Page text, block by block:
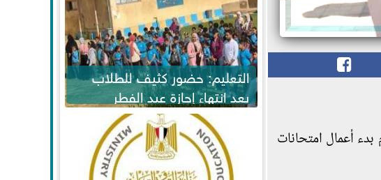
أعمال امتحانات
التعليم: حضور كثيف للطلاب
بعد انتهاء إجازة عيد الفطر
لاستكمال المناهج